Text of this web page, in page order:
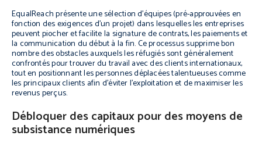
EqualReach présente une sélection d’équipes (pré-approuvées en
fonction des exigences d’un projet) dans lesquelles les entreprises
peuvent piocher et facilite la signature de contrats, les paiements et
la communication du début à la fin. Ce processus supprime bon
nombre des obstacles auxquels les réfugiés sont généralement
confrontés pour trouver du travail avec des clients internationaux,
tout en positionnant les personnes déplacées talentueuses comme
les principaux clients afin d’éviter l’exploitation et de maximiser les
revenus perçus.
Débloquer des capitaux pour des moyens de
subsistance numériques